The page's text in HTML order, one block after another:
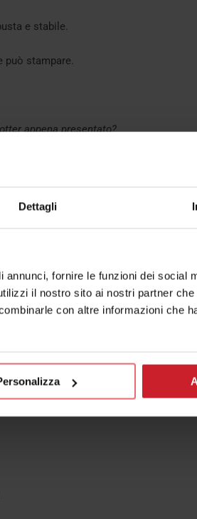
Dettagli
fornire le funzioni dei social
il nostro sito ai nostri partner
con altre informazioni che
e stabile.
può stampare.
appena presentato?
risoluzione, la testina fa 1 solo
sparano gocce d’inchiostro sul